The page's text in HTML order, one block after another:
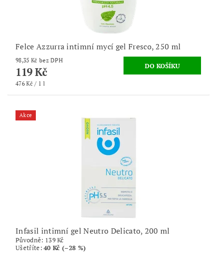
Felce Azzurra intimní mycí gel Fresco, 250 ml
98,35 Kč bez DPH
119 Kč
476 Kč / 1 l
Akce
Infasil intimní gel Neutro Delicato, 200 ml
Původně: 139 Kč
Ušetříte:40 Kč (–28 %)